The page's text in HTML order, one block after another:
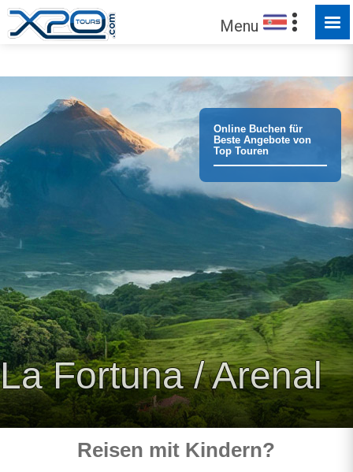
Menu
Online Buchen für
Beste Angebote von
Top Touren
La Fortuna / Arenal
Reisen mit Kindern?